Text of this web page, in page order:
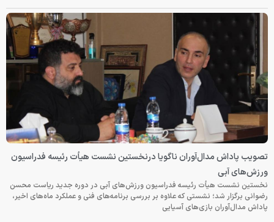
تصویب پاداش مدال‌آوران ناگویا درنخستین نشست هیأت رئیسه فدراسیون
ورزش‌های آبی
نخستین نشست هیأت رئیسه فدراسیون ورزش‌های آبی در دوره جدید ریاست محسن
رضوانی برگزار شد؛ نشستی که علاوه بر بررسی برنامه‌های فنی و عملکرد ماه‌های اخیر،
پاداش مدال‌آوران بازی‌های آسیایی